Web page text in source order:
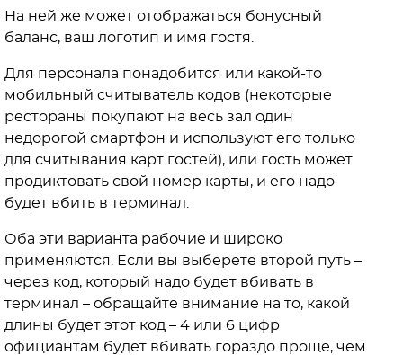
На ней же может отображаться бонусный
баланс, ваш логотип и имя гостя.
Для персонала понадобится или какой-то
мобильный считыватель кодов (некоторые
рестораны покупают на весь зал один
недорогой смартфон и используют его только
для считывания карт гостей), или гость может
продиктовать свой номер карты, и его надо
будет вбить в терминал.
Оба эти варианта рабочие и широко
применяются. Если вы выберете второй путь –
через код, который надо будет вбивать в
терминал – обращайте внимание на то, какой
длины будет этот код – 4 или 6 цифр
официантам будет вбивать гораздо проще, чем